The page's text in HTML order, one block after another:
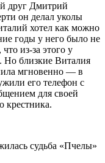
друг Дмитрий
он делал уколы
хотел как можно
годы у него было не
из-за этого у
Но близкие Виталия
мгновенно — в
его телефон с
для своей
крестника.
судьба «Пчелы»